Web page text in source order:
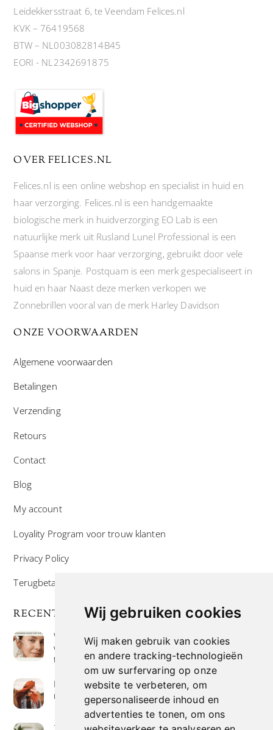
Wij gebruiken cookies
Wij maken gebruik van cookies
en andere tracking-technologieën
om uw surfervaring op onze
website te verbeteren, om
gepersonaliseerde inhoud en
advertenties te tonen, om ons
Leidekkersstraat 6, te Veendam Felices.nl
KVK – 76419568
BTW – NL003082814B45
EORI - NL2342691875
OVER FELICES.NL
Felices.nl is een online webshop en specialist in huid en
haar verzorging. Felices.nl is een handgemaakte
biologische merk in huidverzorging EO Lab is een
natuurlijke merk uit Rusland Lunel Professional is een
Spaanse merk voor haar verzorging, gebruikt door vele
salons in Spanje. Postquam is een merk gespecialiseert in
huid en haar Naast deze merken verkopen we
Zonnebrillen vooral van de merk Harley Davidson
ONZE VOORWAARDEN
Algemene voorwaarden
Betalingen
Verzending
Retours
Contact
Blog
My account
Loyality Program voor trouw klanten
Privacy Policy
Terugbetaal- en retourneringsbeleid
RECENTE POSTS
Wat is niacinamide? Voordelen, toepassingen en
waarom het overal in huidverzorgingsproducten
te vinden is
Hoe verf je haar op de meest natuurlijke manier
met henna kleuring